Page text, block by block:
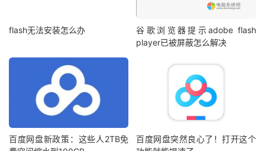
flash无法安装怎么办
谷歌浏览器提示adobe flash
player已被屏蔽怎么解决
百度网盘新政策：这些人2TB免
百度网盘突然良心了！打开这个